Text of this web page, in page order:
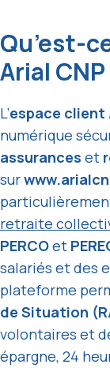
Qu’est-
Arial CNP
L’espace client
numérique
assurances et
sur
retraite
PERCOet
salariés et des
plateforme
de Situation
volontaires et
épargne, 24